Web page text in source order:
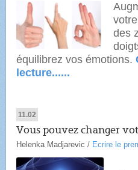
des
équilibrez vos émotions.
lecture......
11.02
Vous pouvez changer
Helenka Madjarevic / Ecrire le